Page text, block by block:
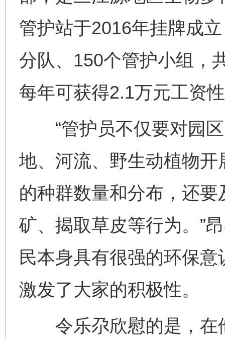
管护站于2016年挂牌成
分队、150个管护小组，
每年可获得2.1万元工资
“管护员不仅要对园区
地、河流、野生动植物
的种群数量和分布，还
矿、揭取草皮等行为。”
民本身具有很强的环保
激发了大家的积极性。
令乐尕欣慰的是，在